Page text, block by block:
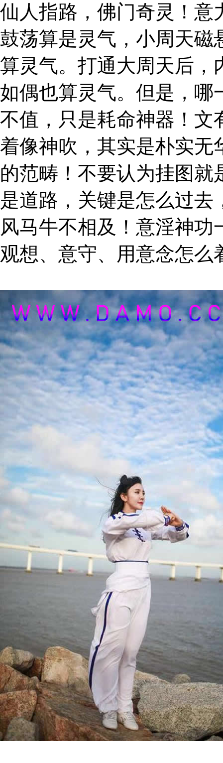
仙人指路，佛门奇灵！意
鼓荡算是灵气，小周天磁
算灵气。打通大周天后，
如偶也算灵气。但是，哪
不值，只是耗命神器！文
着像神吹，其实是朴实无
的范畴！不要认为挂图
是道路，关键是怎么过
风马牛不相及！意淫神
观想、意守、用意念怎么